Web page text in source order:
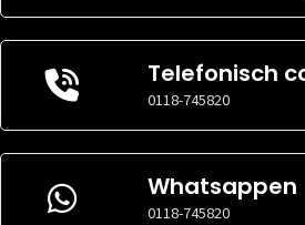
Telefonisch
0118-745820
Whatsappen
0118-745820